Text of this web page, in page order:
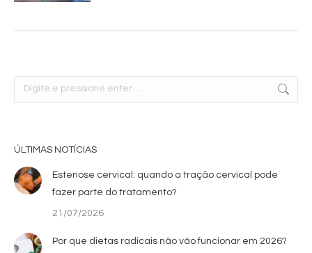
Search:
ÚLTIMAS NOTÍCIAS
Estenose cervical: quando a tração cervical pode
fazer parte do tratamento?
21/07/2026
Por que dietas radicais não vão funcionar em 2026?